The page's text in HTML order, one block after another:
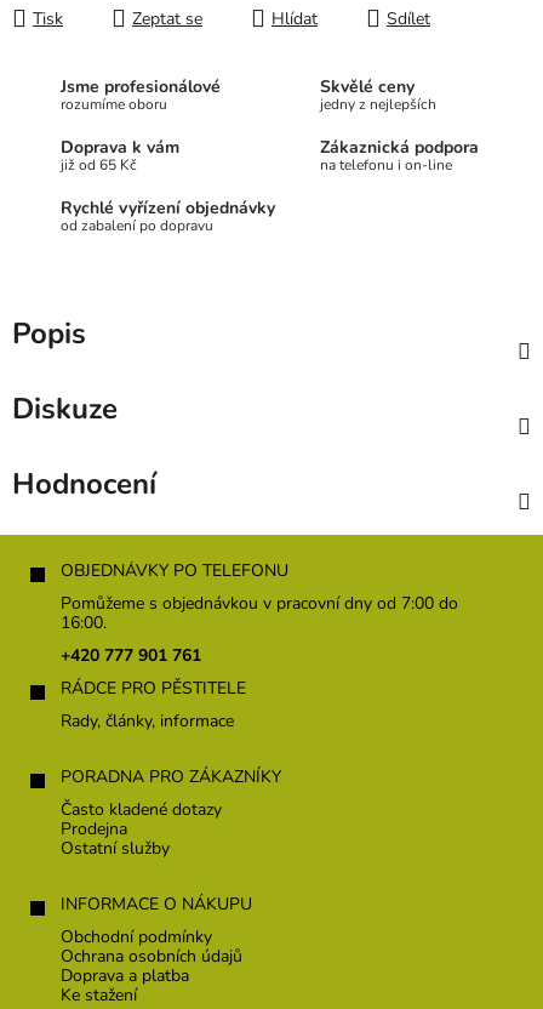
Tisk Zeptat se Hlídat Sdílet
Jsme profesionálové
rozumíme oboru
Skvělé ceny
jedny z nejlepších
Doprava k vám
již od 65 Kč
Zákaznická podpora
na telefonu i on-line
Rychlé vyřízení objednávky
od zabalení po dopravu
Popis
Diskuze
Hodnocení
OBJEDNÁVKY PO TELEFONU
Pomůžeme s objednávkou v pracovní dny od 7:00 do
16:00.
+420 777 901 761
RÁDCE PRO PĚSTITELE
Rady, články, informace
PORADNA PRO ZÁKAZNÍKY
Často kladené dotazy
Prodejna
Ostatní služby
INFORMACE O NÁKUPU
Obchodní podmínky
Ochrana osobních údajů
Doprava a platba
Ke stažení